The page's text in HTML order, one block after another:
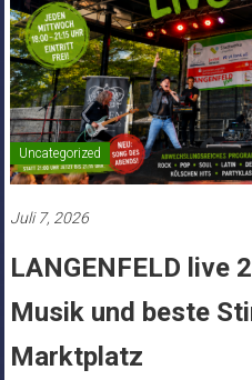
Uncategorized
Juli 7, 2026
LANGENFELD live
Musik und beste
Marktplatz